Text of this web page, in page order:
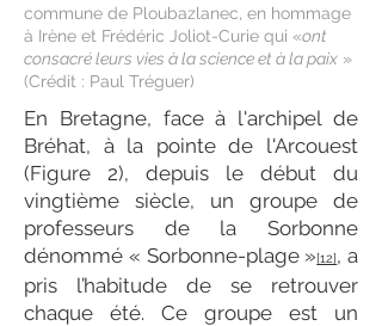
commune de Ploubazlanec, en hommage
à Irène et Frédéric Joliot-Curie qui «ont
consacré leurs vies à la science et à la paix »
(Crédit : Paul Tréguer)
En Bretagne, face à l'archipel de
Bréhat, à la pointe de l'Arcouest
(Figure 2), depuis le début du
vingtième siècle, un groupe de
professeurs de la Sorbonne
dénommé « Sorbonne-plage »[12], a
pris l’habitude de se retrouver
chaque été. Ce groupe est un